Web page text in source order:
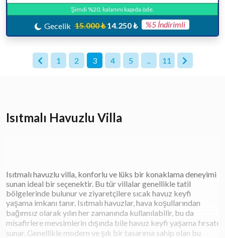
Şimdi %20, kalanını kapıda öde.
Gecelik 15.000 ₺ 14.250 ₺ %5 İndirimli
1 2 3 4 5 .. 11
Isıtmalı Havuzlu Villa
Isıtmalı havuzlu villa, konforlu ve lüks bir konaklama deneyimi
sunan ideal bir seçenektir. Bu tür villalar genellikle tatil
bölgelerinde bulunur ve ziyaretçilere sıcak havuz keyfi
yaşama imkanı tanır. Isıtmalı havuzlar, hava koşullarından
bağımsız olarak yılın her zamanında kullanılabilir, bu da
misafirlere mevsimlerin dışında bile havuz keyfi yaşama fırsatı
sunar. Genellikle modern ve şık bir tasarıma sahip olan bu